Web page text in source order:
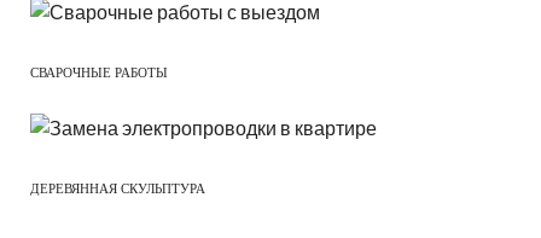
СВАРОЧНЫЕ РАБОТЫ
ДЕРЕВЯННАЯ СКУЛЬПТУРА